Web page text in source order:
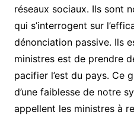
réseaux sociaux. Ils sont
qui s’interrogent sur
dénonciation passive. Ils
ministres est de prendre
pacifier l’est du pays. Ce
d’une faiblesse de notre
appellent les ministres à